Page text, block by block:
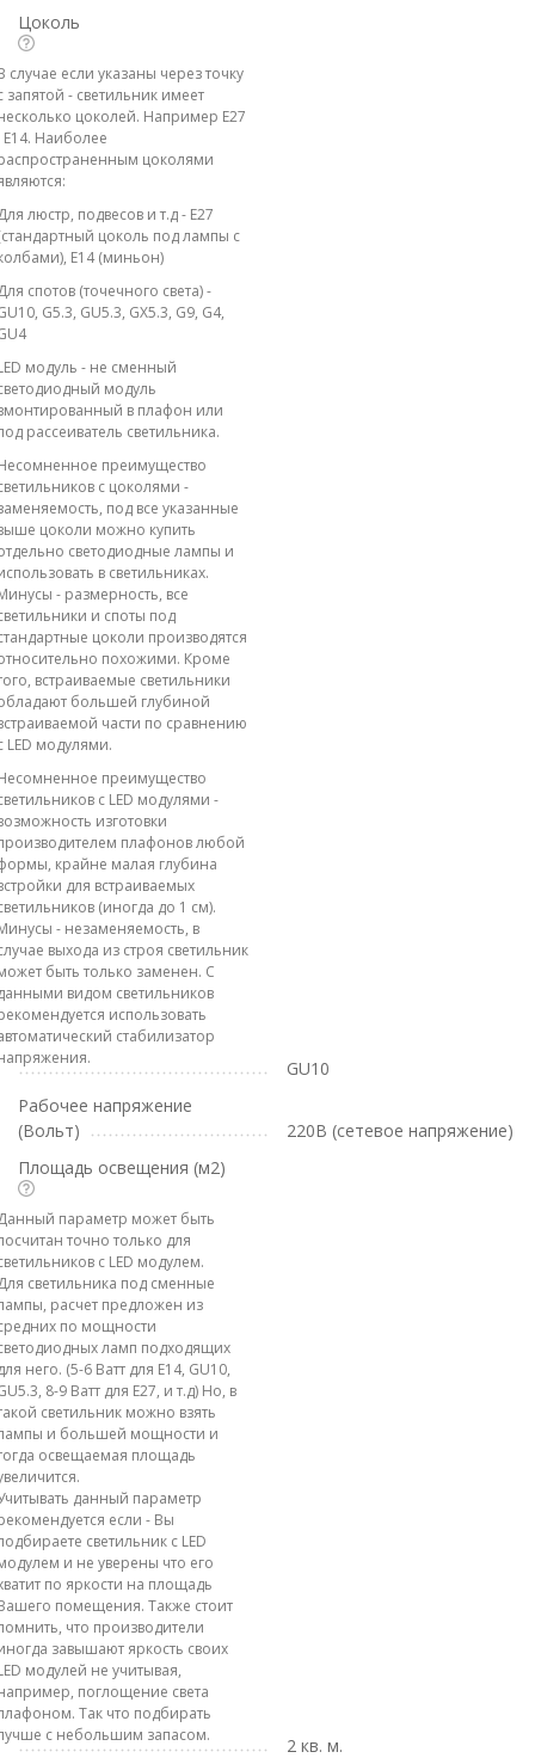
Цоколь
случае если указаны через точку
запятой - светильник имеет
цоколей. Например E27
E14. Наиболее
цоколями
люстр, подвесов и т.д - E27
цоколь под лампы с
E14 (миньон)
спотов (точечного света) -
G5.3, GU5.3, GX5.3, G9, G4,
модуль - не сменный
модуль
в плафон или
рассеиватель светильника.
преимущество
с цоколями -
под все указанные
цоколи можно купить
светодиодные лампы и
в светильниках.
- размерность, все
и споты под
цоколи производятся
похожими. Кроме
встраиваемые светильники
большей глубиной
части по сравнению
LED модулями.
преимущество
с LED модулями -
изготовки
плафонов любой
крайне малая глубина
для встраиваемых
(иногда до 1 см).
- незаменяемость, в
выхода из строя светильник
быть только заменен. С
видом светильников
использовать
стабилизатор
GU10
Рабочее напряжение
(Вольт)
220В (сетевое напряжение)
Площадь освещения (м2)
параметр может быть
точно только для
с LED модулем.
светильника под сменные
расчет предложен из
по мощности
ламп подходящих
него. (5-6 Ватт для E14, GU10,
8-9 Ватт для E27, и т.д) Но, в
светильник можно взять
и большей мощности и
освещаемая площадь
данный параметр
если - Вы
светильник с LED
и не уверены что его
по яркости на площадь
помещения. Также стоит
что производители
завышают яркость своих
модулей не учитывая,
поглощение света
Так что подбирать
с небольшим запасом.
2 кв. м.